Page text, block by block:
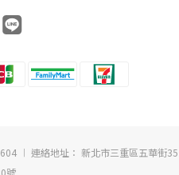
︱ 連絡地址： 新北市三重區五華街35
號